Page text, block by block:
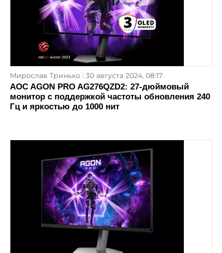
Мирослав Тринько 30 августа 2024, 08:17
AOC AGON PRO AG276QZD2: 27-дюймовый
монитор с поддержкой частоты обновления 240
Гц и яркостью до 1000 нит